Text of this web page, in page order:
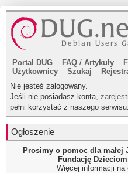
Portal DUG FAQ / Artykuły
Użytkownicy
Szukaj
Nie jesteś zalogowany.
Jeśli nie posiadasz konta,
pełni korzystać z naszego
Ogłoszenie
Prosimy o pomoc dla
Fundację
Więcej informacji na